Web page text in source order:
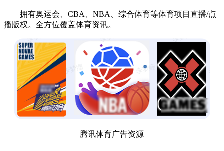
拥有奥运会、CBA、NBA、综合体育等体育项目直播/点
播版权。全方位覆盖体育资讯。
腾讯体育广告资源